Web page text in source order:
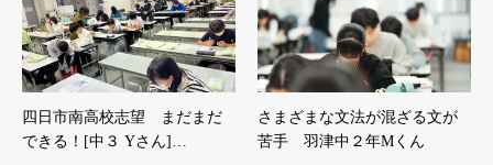
四日市南高校志望 まだまだ
できる！[中３ Yさん]…
さまざまな文法が混ざる文が
苦手 羽津中２年Mくん